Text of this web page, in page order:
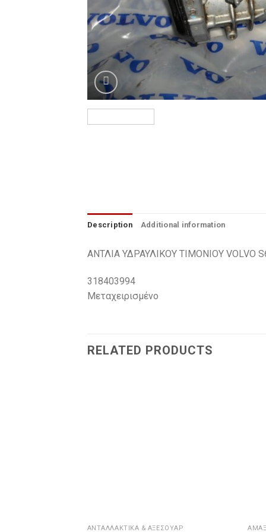
Φρένα
Φωτισμός & Φωτιστικά
Ψύξη-Θέρμανση-Κλιματισμός
Επικοινωνία
Ποιοι Είμαστε
Description Additional information
ΑΝΤΛΙΑ ΥΔΡΑΥΛΙΚΟΥ ΤΙΜΟΝΙΟΥ VOLVO
318403994
Μεταχειρισμένο
RELATED PRODUCTS
ΑΝΤΑΛΛΑΚΤΙΚΑ & ΑΞΕΣΟΥΆΡ